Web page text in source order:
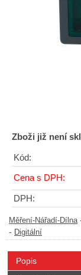
Zboži již není
Kód:
Cena s DPH:
DPH:
Měření-Nářadí-Dílna
- Digitální
Popis